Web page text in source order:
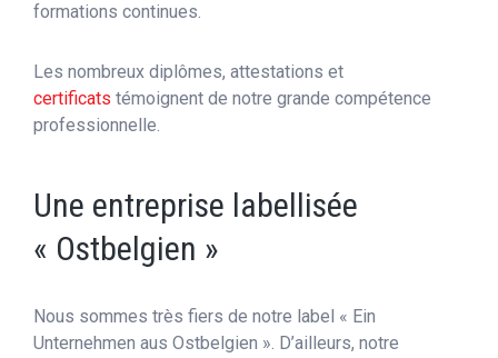
formations continues.
Les nombreux diplômes, attestations et
certificats témoignent de notre grande compétence
professionnelle.
Une entreprise labellisée
« Ostbelgien »
Nous sommes très fiers de notre label « Ein
Unternehmen aus Ostbelgien ». D’ailleurs, notre